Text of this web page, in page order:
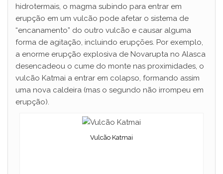
hidrotermais, o magma subindo para entrar em
erupção em um vulcão pode afetar o sistema de
“encanamento” do outro vulcão e causar alguma
forma de agitação, incluindo erupções. Por exemplo,
a enorme erupção explosiva de Novarupta no Alasca
desencadeou o cume do monte nas proximidades, o
vulcão Katmai a entrar em colapso, formando assim
uma nova caldeira (mas o segundo não irrompeu em
erupção).
Vulcão Katmai